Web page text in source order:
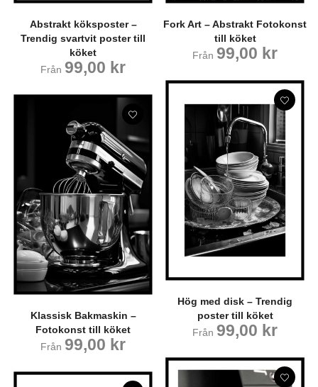
Abstrakt köksposter –
Trendig svartvit poster till
köket
Från 99,00 kr
Fork Art – Abstrakt Fotokonst
till köket
Från 99,00 kr
Hög med disk – Trendig
poster till köket
Från 99,00 kr
Klassisk Bakmaskin –
Fotokonst till köket
Från 99,00 kr